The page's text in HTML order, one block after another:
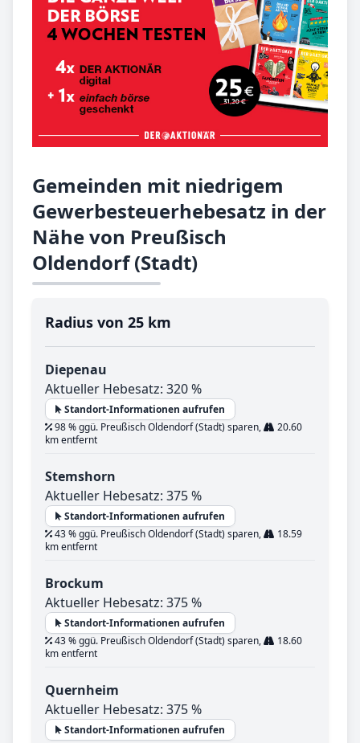
Gemeinden mit niedrigem
Gewerbesteuerhebesatz in der
Nähe von Preußisch
Oldendorf (Stadt)
Radius von 25 km
Diepenau
Aktueller Hebesatz: 320 %
Standort-Informationen aufrufen
98 % ggü. Preußisch Oldendorf (Stadt) sparen,
20.60
km entfernt
Stemshorn
Aktueller Hebesatz: 375 %
Standort-Informationen aufrufen
43 % ggü. Preußisch Oldendorf (Stadt) sparen,
18.59
km entfernt
Brockum
Aktueller Hebesatz: 375 %
Standort-Informationen aufrufen
43 % ggü. Preußisch Oldendorf (Stadt) sparen,
18.60
km entfernt
Quernheim
Aktueller Hebesatz: 375 %
Standort-Informationen aufrufen